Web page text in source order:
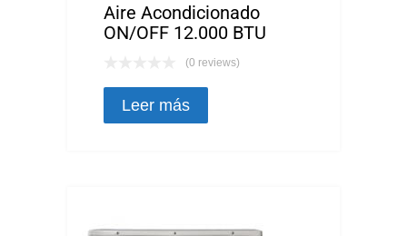
Aire Acondicionado
ON/OFF 12.000 BTU
(0 reviews)
Leer más